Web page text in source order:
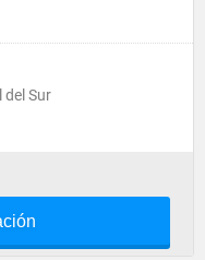
del Sur